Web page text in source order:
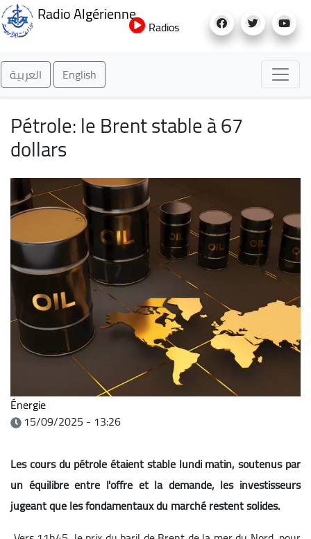
au
Radio Algérienne
Radios
العربية English
Pétrole: le Brent stable à 67
dollars
Énergie
15/09/2025 - 13:26
Les cours du pétrole étaient stable lundi matin, soutenus par
un équilibre entre l'offre et la demande, les investisseurs
jugeant que les fondamentaux du marché restent solides.